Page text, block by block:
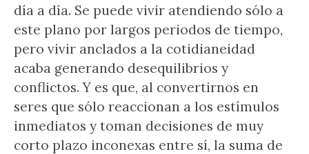
día a día. Se puede vivir atendiendo sólo a
este plano por largos periodos de tiempo,
pero vivir anclados a la cotidianeidad
acaba generando desequilibrios y
conflictos. Y es que, al convertirnos en
seres que sólo reaccionan a los estímulos
inmediatos y toman decisiones de muy
corto plazo inconexas entre sí, la suma de